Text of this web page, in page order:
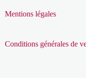
Mentions légales
Conditions générales de